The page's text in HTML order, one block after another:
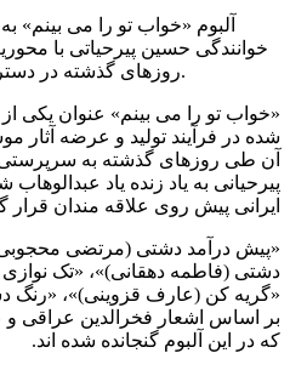
آلبوم «خواب تو را می بینم»
خوانندگی حسین پیرحیاتی با
روزهای گذشته در دسترس مخاطبان قرار گرفته است.
«خواب تو را می بینم» عنوان یکی
شده در فرآیند تولید و عرضه
آن طی روزهای گذشته به
پیرحیانی به یاد زنده یاد
ایرانی پیش روی علاقه مندان
«پیش درآمد دشتی (مرتضی
دشتی (فاطمه دهقانی)»، «تک نوازی
«گریه کن (عارف قزوینی)»، «رنگ
بر اساس اشعار فخرالدین عراقی
که در این آلبوم گنجانده شده اند.